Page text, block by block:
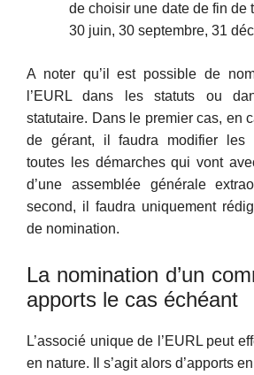
de choisir une date de fin de
30 juin, 30 septembre, 31
A noter qu’il est possible de
l’EURL dans les statuts ou
statutaire. Dans le premier cas, en
de gérant, il faudra modifier les
toutes les démarches qui vont
d’une assemblée générale
second, il faudra uniquement
de nomination.
La nomination d’un
apports le cas échéant
L’associé unique de l’EURL peut
en nature. Il s’agit alors d’apports